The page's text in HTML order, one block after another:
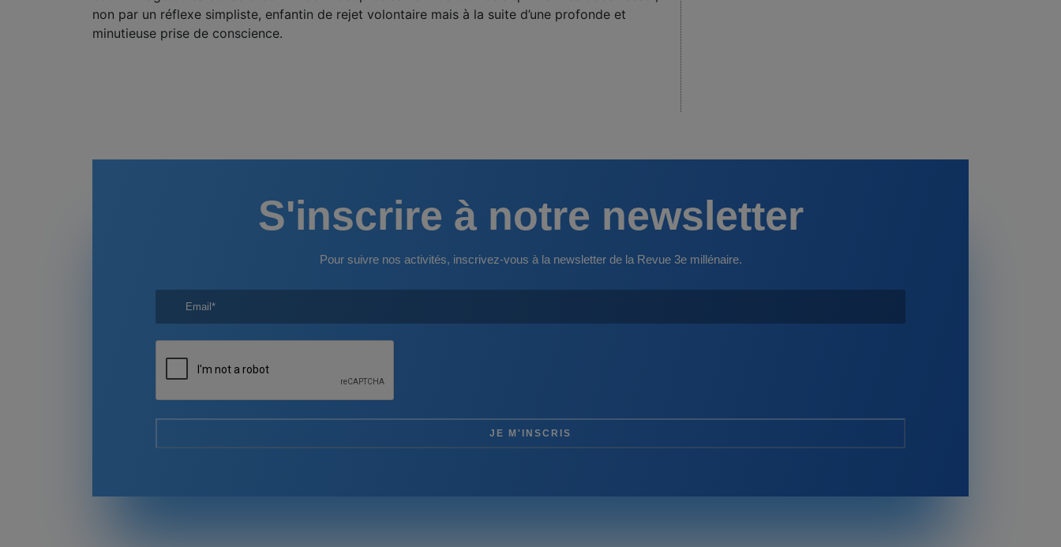
non par un réflexe simpliste, enfantin de rejet volontaire mais à la suite d’une profonde et
minutieuse prise de conscience.
S'inscrire à notre newsletter
Pour suivre nos activités, inscrivez-vous à la newsletter de la Revue 3e millénaire.